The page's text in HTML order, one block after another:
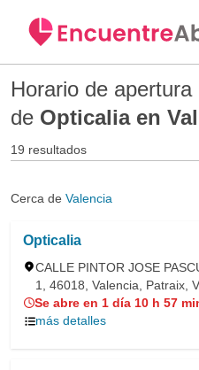
Horario de
de Opticalia en
19 resultados
Cerca de Valencia
Opticalia
CALLE PINTOR JOSE
1, 46018, Valencia, Patraix,
Se abre en 1 día 10 h 57
más detalles